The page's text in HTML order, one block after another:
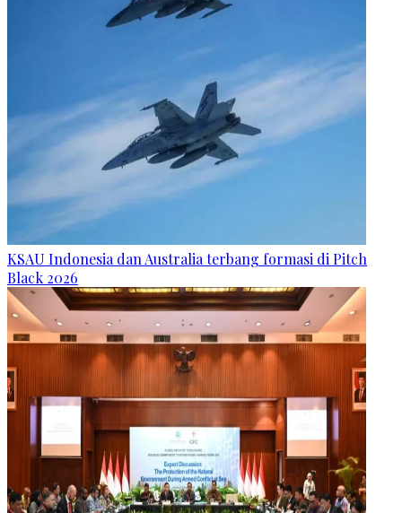
KSAU Indonesia dan Australia terbang formasi di Pitch
Black 2026